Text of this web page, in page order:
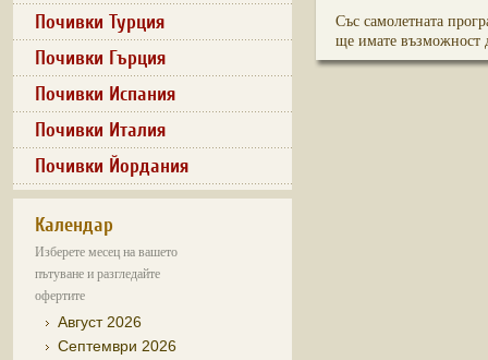
Почивки Турция
Почивки Гърция
Почивки Испания
Почивки Италия
Почивки Йордания
Календар
Изберете месец на вашето
пътуване и разгледайте
офертите
Август 2026
Септември 2026
Със самолетната
ще имате възможност